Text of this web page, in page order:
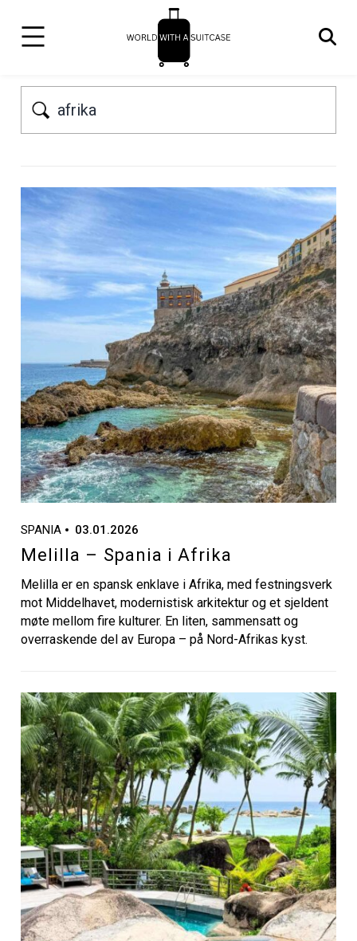
SPANIA 03.01.2026
Melilla – Spania i Afrika
Melilla er en spansk enklave i Afrika, med festningsverk
mot Middelhavet, modernistisk arkitektur og et sjeldent
møte mellom fire kulturer. En liten, sammensatt og
overraskende del av Europa – på Nord-Afrikas kyst.